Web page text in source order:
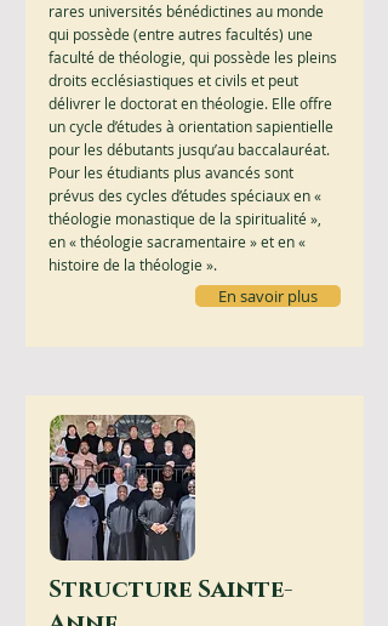
rares universités bénédictines au monde
qui possède (entre autres facultés) une
faculté de théologie, qui possède les pleins
droits ecclésiastiques et civils et peut
délivrer le doctorat en théologie. Elle offre
un cycle d’études à orientation sapientielle
pour les débutants jusqu’au baccalauréat.
Pour les étudiants plus avancés sont
prévus des cycles d’études spéciaux en «
théologie monastique de la spiritualité »,
en « théologie sacramentaire » et en «
histoire de la théologie ».
En savoir plus
Structure Sainte-